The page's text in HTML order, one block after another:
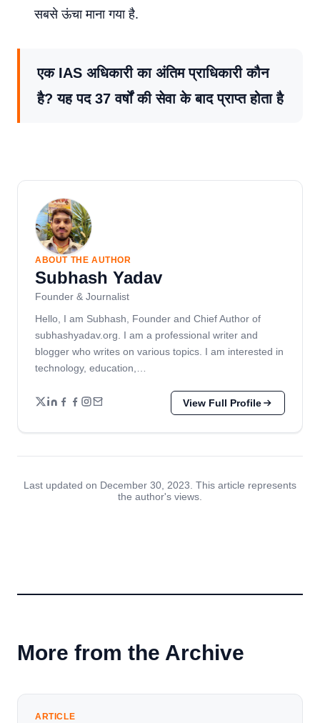
सबसे ऊंचा माना गया है.
एक IAS अधिकारी का अंतिम प्राधिकारी कौन
है? यह पद 37 वर्षों की सेवा के बाद प्राप्त होता है
ABOUT THE AUTHOR
Subhash Yadav
Founder & Journalist
Hello, I am Subhash, Founder and Chief Author of
subhashyadav.org. I am a professional writer and
blogger who writes on various topics. I am interested in
technology, education,…
View Full Profile
Last updated on December 30, 2023. This article represents
the author's views.
More from the Archive
ARTICLE